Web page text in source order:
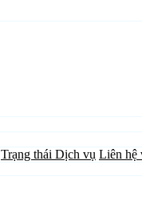
Trạng thái Dịch vụ Liên hệ